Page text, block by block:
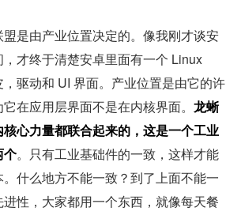
盟是由产业位置决定的。像我刚才谈安
才终于清楚安卓里面有一个 Linux
驱动和 UI 界面。产业位置是由它的许
在应用层界面不是在内核界面。 龙蜥
心力量都联合起来的，这是一个工业
个。只有工业基础件的一致，这样才能
什么地方不能一致？到了上面不能一
性，大家都用一个东西，就像每天餐